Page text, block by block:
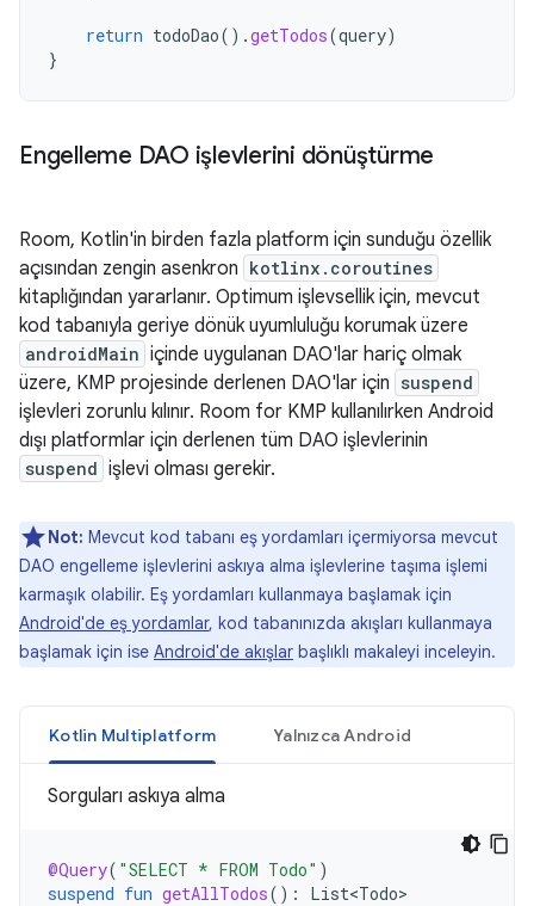
return todoDao().getTodos(query)
}
Engelleme DAO işlevlerini dönüştürme
Room, Kotlin'in birden fazla platform için sunduğu özellik
açısından zengin asenkron kotlinx.coroutines
kitaplığından yararlanır. Optimum işlevsellik için, mevcut
kod tabanıyla geriye dönük uyumluluğu korumak üzere
androidMain içinde uygulanan DAO'lar hariç olmak
üzere, KMP projesinde derlenen DAO'lar için suspend
işlevleri zorunlu kılınır. Room for KMP kullanılırken Android
dışı platformlar için derlenen tüm DAO işlevlerinin
suspend işlevi olması gerekir.
Not: Mevcut kod tabanı eş yordamları içermiyorsa mevcut
DAO engelleme işlevlerini askıya alma işlevlerine taşıma işlemi
karmaşık olabilir. Eş yordamları kullanmaya başlamak için
Android'de eş yordamlar, kod tabanınızda akışları kullanmaya
başlamak için ise Android'de akışlar başlıklı makaleyi inceleyin.
Kotlin Multiplatform Yalnızca Android
Sorguları askıya alma
@Query( "SELECT * FROM Todo" )
suspend fun getAllTodos(): List<Todo>